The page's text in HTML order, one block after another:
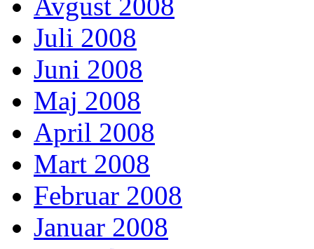
Avgust 2008
Juli 2008
Juni 2008
Maj 2008
April 2008
Mart 2008
Februar 2008
Januar 2008